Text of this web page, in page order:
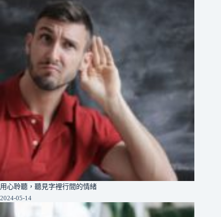
用心聆聽，聽見字裡行間的情緒
2024-05-14